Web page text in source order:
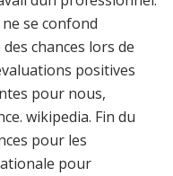
se confond
chances lors de
positives
pour nous,
wikipedia. Fin du
pour les
pour